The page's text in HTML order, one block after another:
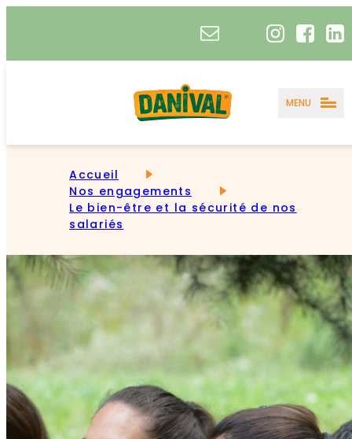
MENU
Accueil
Nos engagements
Le bien-être et la sécurité de nos
salariés